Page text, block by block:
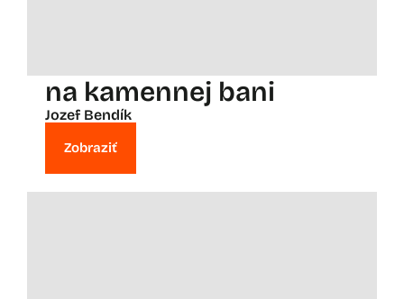
na kamennej bani
Jozef Bendík
Zobraziť